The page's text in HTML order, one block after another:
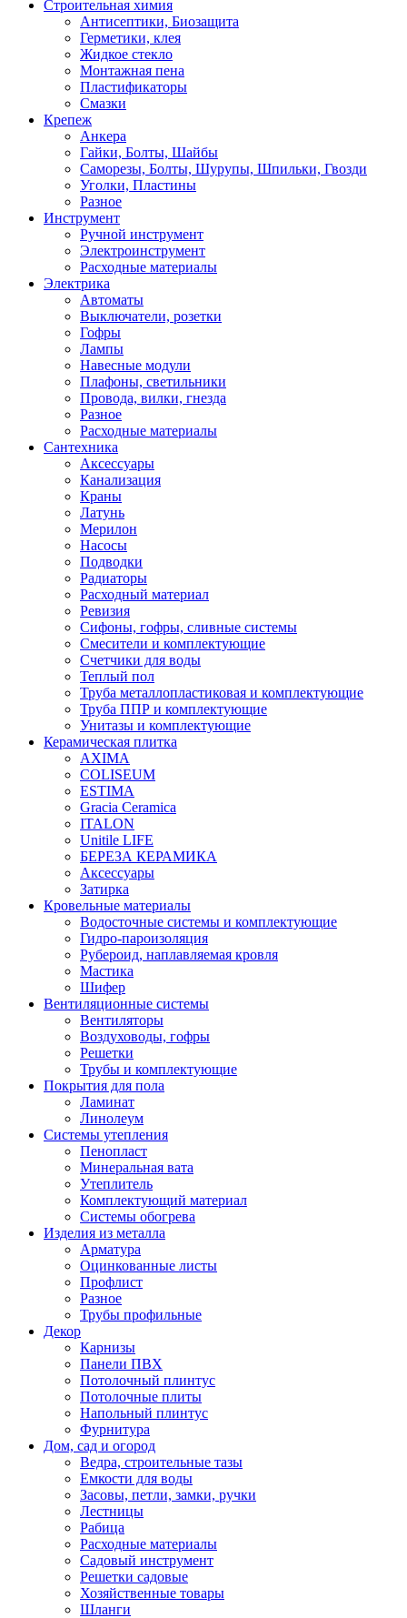
Строительная химия
Антисептики, Биозащита
Герметики, клея
Жидкое стекло
Монтажная пена
Пластификаторы
Смазки
Крепеж
Анкера
Гайки, Болты, Шайбы
Саморезы, Болты, Шурупы, Шпильки, Гвозди
Уголки, Пластины
Разное
Инструмент
Ручной инструмент
Электроинструмент
Расходные материалы
Электрика
Автоматы
Выключатели, розетки
Гофры
Лампы
Навесные модули
Плафоны, светильники
Провода, вилки, гнезда
Разное
Расходные материалы
Сантехника
Аксессуары
Канализация
Краны
Латунь
Мерилон
Насосы
Подводки
Радиаторы
Расходный материал
Ревизия
Сифоны, гофры, сливные системы
Смесители и комплектующие
Счетчики для воды
Теплый пол
Труба металлопластиковая и комплектующие
Труба ППР и комплектующие
Унитазы и комплектующие
Керамическая плитка
AXIMA
COLISEUM
ESTIMA
Gracia Ceramica
ITALON
Unitile LIFE
БЕРЕЗА КЕРАМИКА
Аксессуары
Затирка
Кровельные материалы
Водосточные системы и комплектующие
Гидро-пароизоляция
Рубероид, наплавляемая кровля
Мастика
Шифер
Вентиляционные системы
Вентиляторы
Воздуховоды, гофры
Решетки
Трубы и комплектующие
Покрытия для пола
Ламинат
Линолеум
Системы утепления
Пенопласт
Минеральная вата
Утеплитель
Комплектующий материал
Системы обогрева
Изделия из металла
Арматура
Оцинкованные листы
Профлист
Разное
Трубы профильные
Декор
Карнизы
Панели ПВХ
Потолочный плинтус
Потолочные плиты
Напольный плинтус
Фурнитура
Дом, сад и огород
Ведра, строительные тазы
Емкости для воды
Засовы, петли, замки, ручки
Лестницы
Рабица
Расходные материалы
Садовый инструмент
Решетки садовые
Хозяйственные товары
Шланги